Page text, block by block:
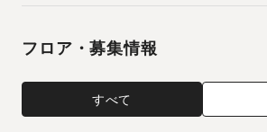
フロア・募集情報
すべて